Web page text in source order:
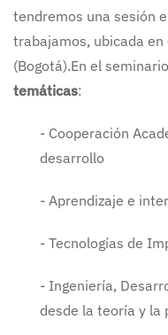
tendremos una sesión
trabajamos, ubicada
(Bogotá).En el
temáticas:
- Cooperación
desarrollo
- Aprendizaje e
- Tecnologías de
- Ingeniería,
desde la teoría y la